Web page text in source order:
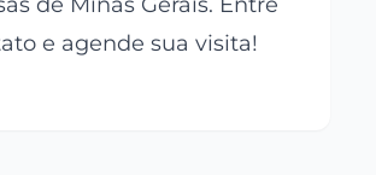
e agende sua visita!